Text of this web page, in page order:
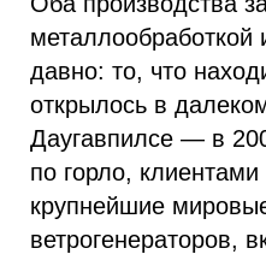
металлообработкой
давно: то, что
открылось в
Даугавпилсе — в
по горло,
крупнейшие
ветрогенераторов,